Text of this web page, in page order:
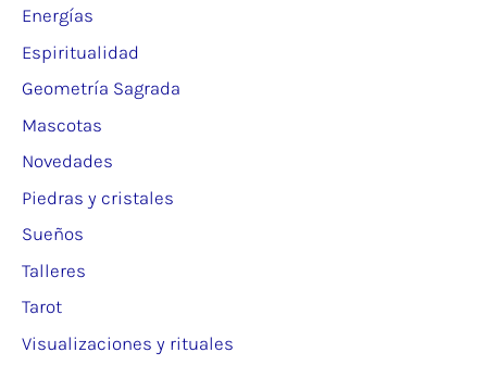
Energías
Espiritualidad
Geometría Sagrada
Mascotas
Novedades
Piedras y cristales
Sueños
Talleres
Tarot
Visualizaciones y rituales